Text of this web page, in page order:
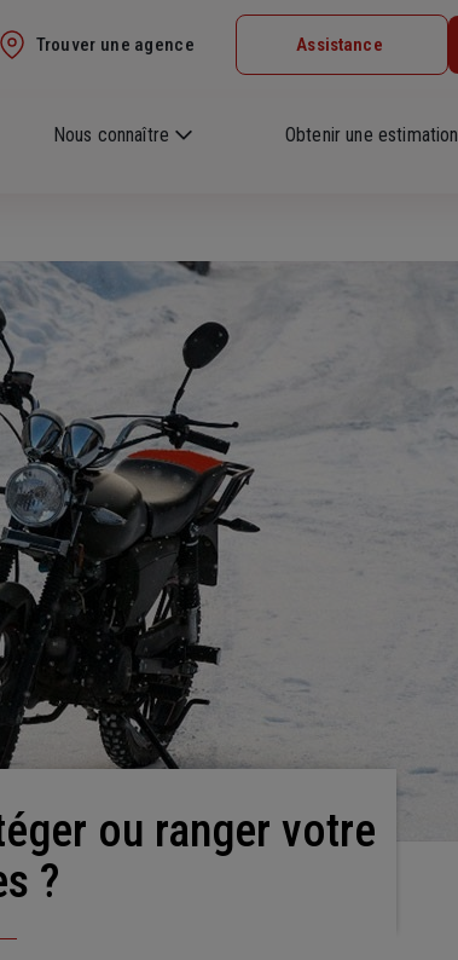
Trouver une agence Assistance
Nous connaître Obtenir une estimation
?